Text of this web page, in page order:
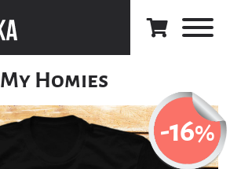
My Homies
-16%